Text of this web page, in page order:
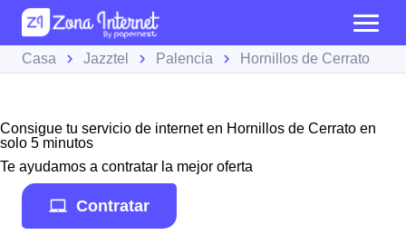
Casa Jazztel Palencia Hornillos de Cerrato
Consigue tu servicio de internet en Hornillos de Cerrato en
solo 5 minutos
Te ayudamos a contratar la mejor oferta
Contratar